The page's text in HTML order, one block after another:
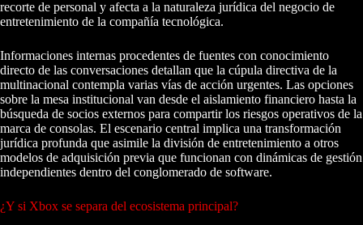
recorte de personal y afecta a la naturaleza jurídica del negocio de
entretenimiento de la compañía tecnológica.
Informaciones internas procedentes de fuentes con conocimiento
directo de las conversaciones detallan que la cúpula directiva de la
multinacional contempla varias vías de acción urgentes. Las opciones
sobre la mesa institucional van desde el aislamiento financiero hasta la
búsqueda de socios externos para compartir los riesgos operativos de la
marca de consolas. El escenario central implica una transformación
jurídica profunda que asimile la división de entretenimiento a otros
modelos de adquisición previa que funcionan con dinámicas de gestión
independientes dentro del conglomerado de software.
¿Y si Xbox se separa del ecosistema principal?